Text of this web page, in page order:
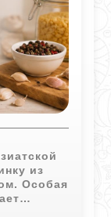
из
Особая